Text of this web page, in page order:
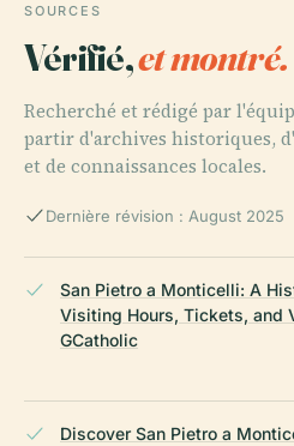
SOURCES
Vérifié,et montré.
Recherché et rédigé par
partir d'archives historiques,
et de connaissances locales.
Dernière révision : August 2025
San Pietro a Monticelli: A
Visiting Hours, Tickets, and
GCatholic
Discover San Pietro a